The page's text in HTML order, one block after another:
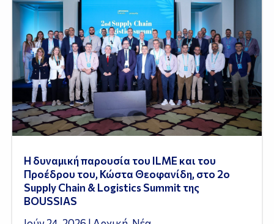
Η δυναμική παρουσία του ILME και του
Προέδρου του, Κώστα Θεοφανίδη, στο 2ο
Supply Chain & Logistics Summit της
BOUSSIAS